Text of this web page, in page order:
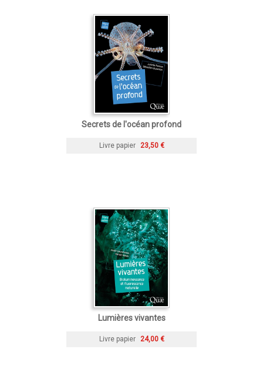
Secrets de l'océan profond
Livre papier 23,50 €
Lumières vivantes
Livre papier 24,00 €